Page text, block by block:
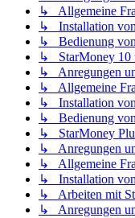
↳ Allgemeine
↳ Installation
↳ Bedienung
↳ StarMoney 10
↳ Anregungen
↳ Allgemeine
↳ Installation
↳ Bedienung
↳ StarMoney
↳ Anregungen
↳ Allgemeine
↳ Installation von
↳ Arbeiten mit
↳ Anregungen